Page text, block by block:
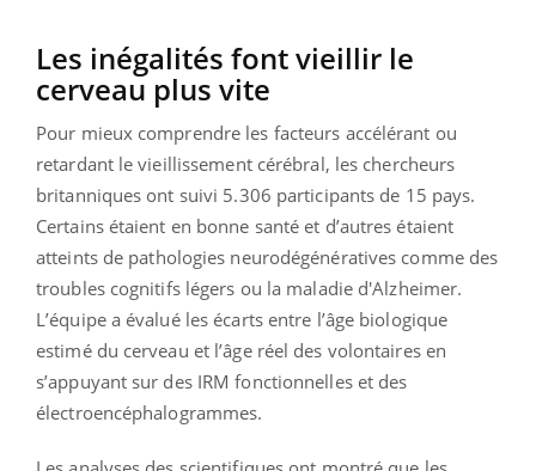
Les inégalités font vieillir le
cerveau plus vite
Pour mieux comprendre les facteurs accélérant ou
retardant le vieillissement cérébral, les chercheurs
britanniques ont suivi 5.306 participants de 15 pays.
Certains étaient en bonne santé et d’autres étaient
atteints de pathologies neurodégénératives comme des
troubles cognitifs légers ou la maladie d'Alzheimer.
L’équipe a évalué les écarts entre l’âge biologique
estimé du cerveau et l’âge réel des volontaires en
s’appuyant sur des IRM fonctionnelles et des
électroencéphalogrammes.